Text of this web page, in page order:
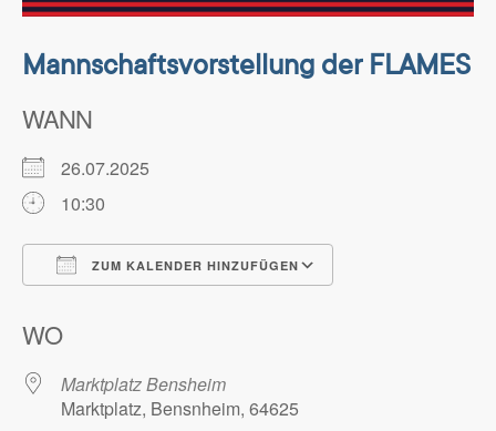
Mannschaftsvorstellung der FLAMES
WANN
26.07.2025
10:30
ZUM KALENDER HINZUFÜGEN
WO
Marktplatz Bensheim
Marktplatz, Bensnheim, 64625